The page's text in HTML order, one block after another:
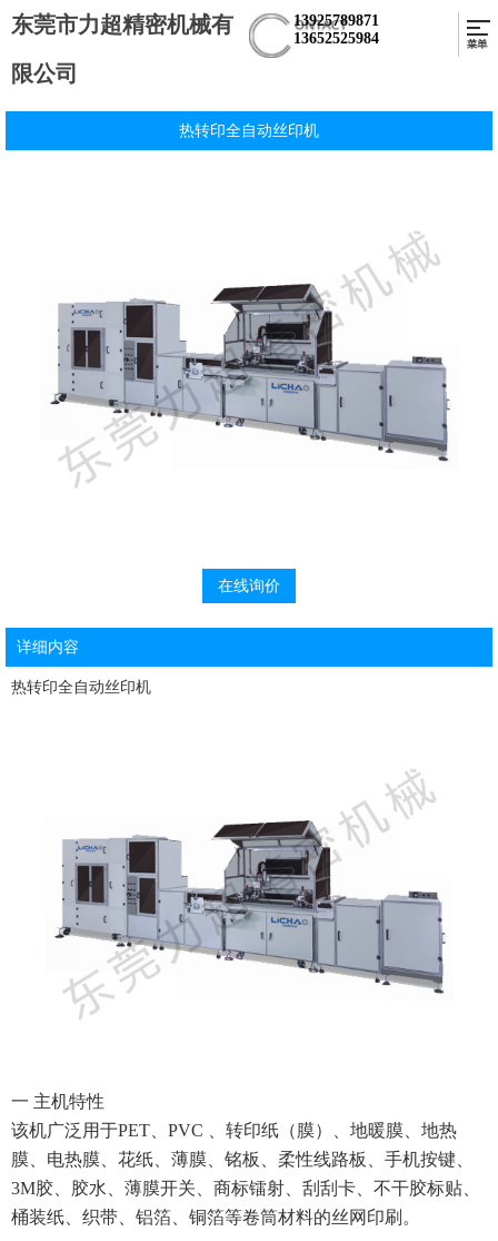
东莞市力超精密机械有
限公司
13925789871
13652525984
热转印全自动丝印机
在线询价
详细内容
热转印全自动丝印机
一 主机特性
该机广泛用于PET、PVC 、转印纸（膜）、地暖膜、地热
膜、电热膜、花纸、薄膜、铭板、柔性线路板、手机按键、
3M胶、胶水、薄膜开关、商标镭射、刮刮卡、不干胶标贴、
桶装纸、织带、铝箔、铜箔等卷筒材料的丝网印刷。